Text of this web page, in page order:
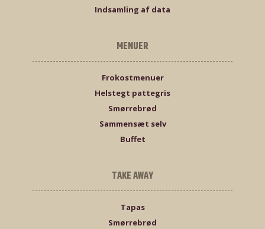
Indsamling af data
MENUER
Frokostmenuer
Helstegt pattegris
Smørrebrød
Sammensæt selv
Buffet
TAKE AWAY
Tapas
Smørrebrød